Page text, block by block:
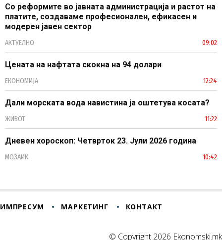
Со реформите во јавната администрација и растот на
платите, создаваме професионален, ефикасен и
модерен јавен сектор
АКТУЕЛНО 09:02
Цената на нафтата скокна на 94 долари
ЕКОНОМИЈА 12:24
Дали морската вода навистина ја оштетува косата?
ЖИВОТ 11:22
Дневен хороскоп: Четврток 23. Јули 2026 година
МОЗАИК 10:42
ИМПРЕСУМ МАРКЕТИНГ КОНТАКТ
© Copyright 2026 Ekonomski.mk